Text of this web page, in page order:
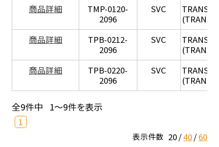
商品詳細
TMP-0120-
2096
SVC TRANSIL
商品詳細
TPB-0212-
2096
SVC TRANSIL
商品詳細
TPB-0220-
2096
SVC TRANSIL
全9件中 1～9件を表示
1
表示件数 20 40 60